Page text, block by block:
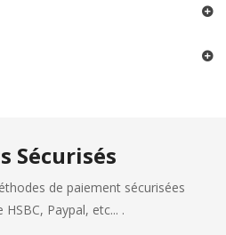
Sécurisés
de paiement sécurisées
Paypal, etc... .